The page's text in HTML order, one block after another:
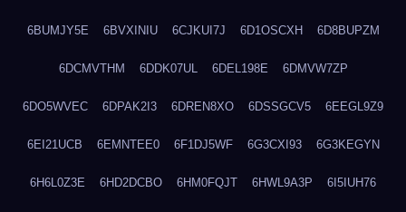
6BUMJY5E 6BVXINIU 6CJKUI7J 6D1OSCXH 6D8BUPZM
6DCMVTHM 6DDK07UL 6DEL198E 6DMVW7ZP
6DO5WVEC 6DPAK2I3 6DREN8XO 6DSSGCV5 6EEGL9Z9
6EI21UCB 6EMNTEE0 6F1DJ5WF 6G3CXI93 6G3KEGYN
6H6L0Z3E 6HD2DCBO 6HM0FQJT 6HWL9A3P 6I5IUH76